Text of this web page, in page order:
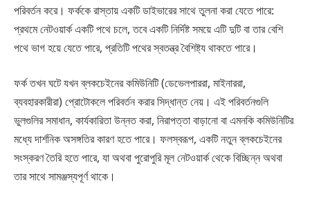
পরিবর্তন করে। ফর্ককে রাস্তায় একটি ডাইভারের সাথে তুলনা করা যেতে পারে:
প্রথমে নেটওয়ার্ক একটি পথে চলে, তবে একটি নির্দিষ্ট সময়ে এটি দুটি বা তার বেশি
পথে ভাগ হয়ে যেতে পারে, প্রতিটি পথের স্বতন্ত্র বৈশিষ্ট্য থাকতে পারে।
ফর্ক তখন ঘটে যখন ব্লকচেইনের কমিউনিটি (ডেভেলপাররা, মাইনাররা,
ব্যবহারকারীরা) প্রোটোকলে পরিবর্তন করার সিদ্ধান্ত নেয়। এই পরিবর্তনগুলি
ভুলগুলির সমাধান, কার্যকারিতা উন্নত করা, নিরাপত্তা বাড়ানো বা এমনকি কমিউনিটির
মধ্যে দার্শনিক অসঙ্গতির কারণ হতে পারে। ফলস্বরূপ, একটি নতুন ব্লকচেইনের
সংস্করণ তৈরি হতে পারে, যা অথবা পুরোপুরি মূল নেটওয়ার্ক থেকে বিচ্ছিন্ন অথবা
তার সাথে সামঞ্জস্যপূর্ণ থাকে।